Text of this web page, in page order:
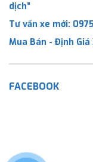
dịch”
Tư vấn xe mới:
Mua Bán - Định Giá
FACEBOOK